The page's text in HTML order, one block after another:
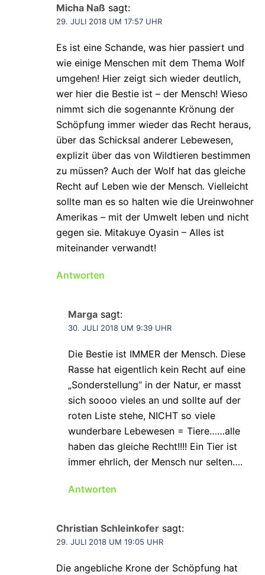
Micha Naß sagt:
29. JULI 2018 UM 17:57 UHR
Es ist eine Schande, was hier passiert und
wie einige Menschen mit dem Thema Wolf
umgehen! Hier zeigt sich wieder deutlich,
wer hier die Bestie ist – der Mensch! Wieso
nimmt sich die sogenannte Krönung der
Schöpfung immer wieder das Recht heraus,
über das Schicksal anderer Lebewesen,
explizit über das von Wildtieren bestimmen
zu müssen? Auch der Wolf hat das gleiche
Recht auf Leben wie der Mensch. Vielleicht
sollte man es so halten wie die Ureinwohner
Amerikas – mit der Umwelt leben und nicht
gegen sie. Mitakuye Oyasin – Alles ist
miteinander verwandt!
Antworten
Marga sagt:
30. JULI 2018 UM 9:39 UHR
Die Bestie ist IMMER der Mensch. Diese
Rasse hat eigentlich kein Recht auf eine
„Sonderstellung“ in der Natur, er masst
sich soooo vieles an und sollte auf der
roten Liste stehe, NICHT so viele
wunderbare Lebewesen = Tiere……alle
haben das gleiche Recht!!!! Ein Tier ist
immer ehrlich, der Mensch nur selten….
Antworten
Christian Schleinkofer sagt:
29. JULI 2018 UM 19:05 UHR
Die angebliche Krone der Schöpfung hat